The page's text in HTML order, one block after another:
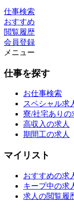
仕事検索
おすすめ
閲覧履歴
会員登録
メニュー
仕事を探す
お仕事検索
スペシャル求
寮/社宅ありの
高収入の求人
期間工の求人
マイリスト
おすすめの求
キープ中の求
求人の閲覧履